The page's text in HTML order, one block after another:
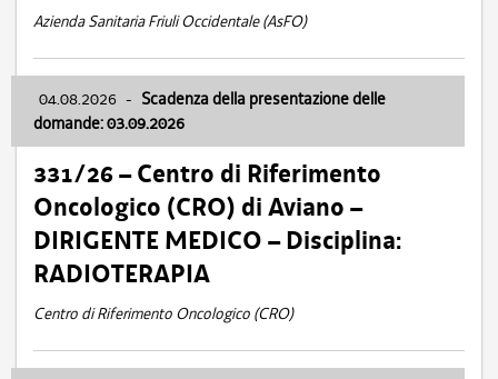
Azienda Sanitaria Friuli Occidentale (AsFO)
04.08.2026 - Scadenza della presentazione delle
domande: 03.09.2026
331/26 – Centro di Riferimento
Oncologico (CRO) di Aviano –
DIRIGENTE MEDICO – Disciplina:
RADIOTERAPIA
Centro di Riferimento Oncologico (CRO)